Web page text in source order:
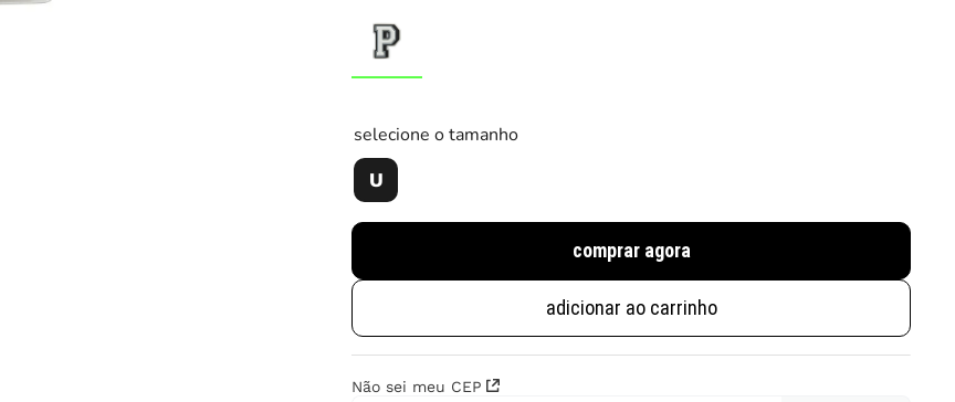
selecione o tamanho
U
comprar agora
adicionar ao carrinho
Não sei meu CEP